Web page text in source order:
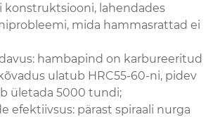
konstruktsiooni, lahendades
mida hammasrattad ei
hambapind on karbureeritud
ulatub HRC55-60-ni, pidev
ületada 5000 tundi;
efektiivsus: pärast spiraali nurga